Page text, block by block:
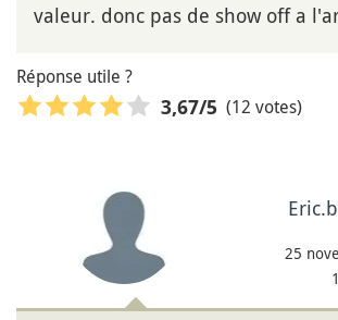
valeur. donc pas de show off a
Réponse utile ?
3,67/5 (12 votes)
25